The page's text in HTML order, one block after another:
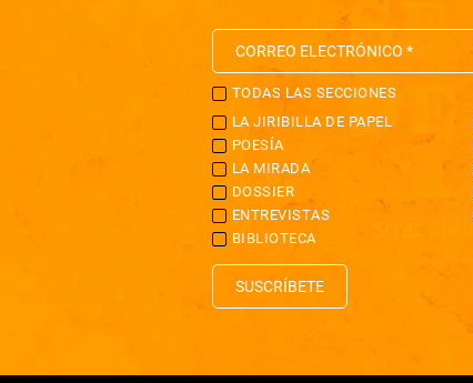
TODAS LAS SECCIONES
LA JIRIBILLA DE PAPEL
POESÍA
LA MIRADA
DOSSIER
ENTREVISTAS
BIBLIOTECA
SUSCRÍBETE